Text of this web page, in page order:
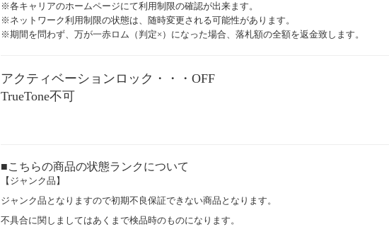
※各キャリアのホームページにて利用制限の確認が出来ます。
※ネットワーク利用制限の状態は、随時変更される可能性があります。
※期間を問わず、万が一赤ロム（判定×）になった場合、落札額の全額を返金致します。
アクティベーションロック・・・OFF
TrueTone不可
■こちらの商品の状態ランクについて
【ジャンク品】
ジャンク品となりますので初期不良保証できない商品となります。
不具合に関しましてはあくまで検品時のものになります。